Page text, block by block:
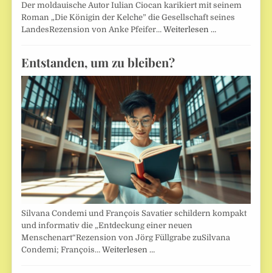
Der moldauische Autor Iulian Ciocan karikiert mit seinem
Roman „Die Königin der Kelche” die Gesellschaft seines
LandesRezension von Anke Pfeifer…Weiterlesen …
Entstanden, um zu bleiben?
Silvana Condemi und François Savatier schildern kompakt
und informativ die „Entdeckung einer neuen
Menschenart“Rezension von Jörg Füllgrabe zuSilvana
Condemi; François…Weiterlesen …